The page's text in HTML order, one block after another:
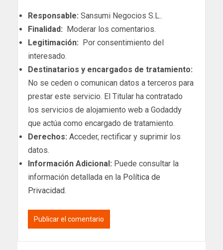
Responsable: Sansumi Negocios S.L..
Finalidad: Moderar los comentarios.
Legitimación: Por consentimiento del
interesado.
Destinatarios y encargados de tratamiento:
No se ceden o comunican datos a terceros para
prestar este servicio. El Titular ha contratado
los servicios de alojamiento web a Godaddy
que actúa como encargado de tratamiento.
Derechos: Acceder, rectificar y suprimir los
datos.
Información Adicional: Puede consultar la
información detallada en la Política de
Privacidad.